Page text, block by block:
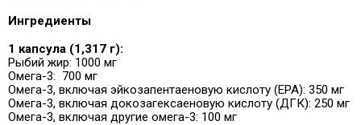
Ингредиенты
1 капсула (1,317 г):
Рыбий жир: 1000 мг
Омега-3: 700 мг
Омега-3, включая эйкозапентаеновую кислоту (EPA): 350 мг
Омега-3, включая докозагексаеновую кислоту (ДГК): 250 мг
Омега-3, включая другие омега-3: 100 мг